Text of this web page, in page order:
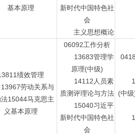
基本原理
新时代中国特色社
会
主义思想概论
绩效管理
劳动关系与
15044马克思主
义基本原理
06092工作分析
13683管理学
原理(中级)
14112人员素
质测评理论与方法
15040习近平
新时代中国特色社
会
(中